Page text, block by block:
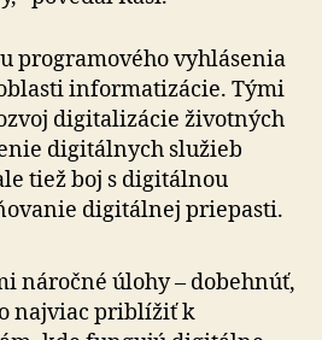
programového vyhlásenia
informatizácie. Tými
digitalizácie životných
digitálnych služieb
tiež boj s digitálnou
digitálnej priepasti.
náročné úlohy – dobehnúť,
najviac priblížiť k